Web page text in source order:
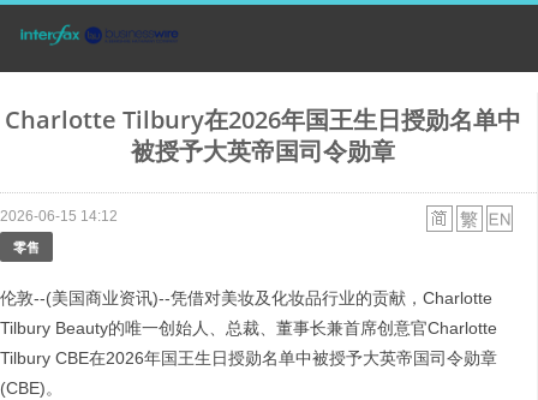
Charlotte Tilbury在2026年国王生日授勋名单中
被授予大英帝国司令勋章
2026-06-15 14:12
零售
伦敦--(美国商业资讯)--凭借对美妆及化妆品行业的贡献，Charlotte
Tilbury Beauty的唯一创始人、总裁、董事长兼首席创意官Charlotte
Tilbury CBE在2026年国王生日授勋名单中被授予大英帝国司令勋章
(CBE)。